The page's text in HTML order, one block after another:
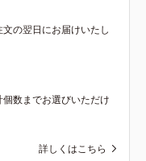
の翌日にお届けいたし
数までお選びいただけ
詳しくはこちら